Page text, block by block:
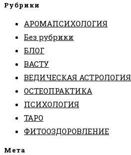
Рубрики
АРОМАПСИХОЛОГИЯ
Без рубрики
БЛОГ
ВАСТУ
ВЕДИЧЕСКАЯ АСТРОЛОГИЯ
ОСТЕОПРАКТИКА
ПСИХОЛОГИЯ
ТАРО
ФИТООЗДОРОВЛЕНИЕ
Мета